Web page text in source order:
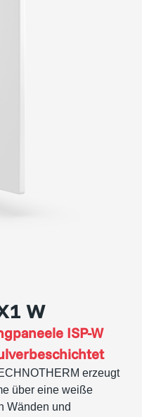
W
ISP-W
erzeugt
über eine weiße
Wänden und